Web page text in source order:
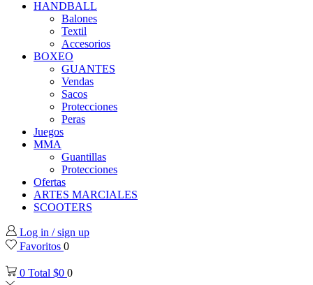
HANDBALL
Balones
Textil
Accesorios
BOXEO
GUANTES
Vendas
Sacos
Protecciones
Peras
Juegos
MMA
Guantillas
Protecciones
Ofertas
ARTES MARCIALES
SCOOTERS
Log in / sign up
Favoritos 0
0 Total $0 0